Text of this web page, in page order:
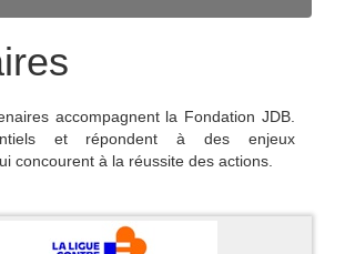
accompagnent la Fondation JDB.
et répondent à des enjeux
concourent à la réussite des actions.